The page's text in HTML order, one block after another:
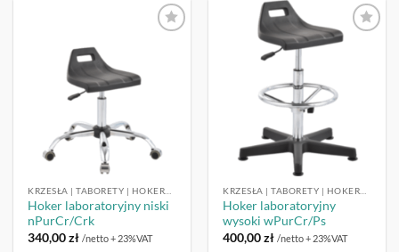
KRZESŁA | TABORETY | HOKERY LABORATORYJNE
Hoker laboratoryjny niski
nPurCr/Crk
340,00zł /netto + 23%VAT
OBSERWUJ
KRZESŁA | TABORETY | HOKERY LABORATORYJNE
Hoker laboratoryjny
wysoki wPurCr/Ps
400,00zł /netto + 23%VAT